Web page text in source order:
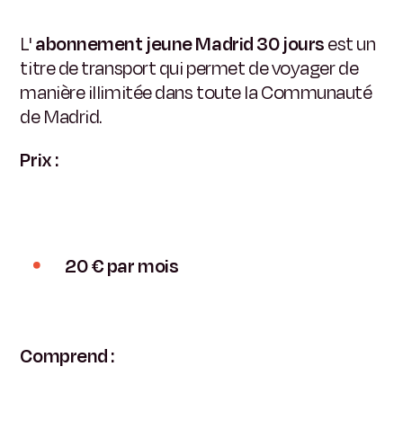
L'abonnement jeune Madrid 30 joursest un
titre de transport qui permet de voyager de
manière illimitée dans toute la Communauté
de Madrid.
Prix :
20 € par mois
Comprend :